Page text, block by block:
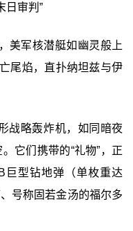
日审判”
美军核潜艇如幽灵般上
尾焰，直扑纳坦兹与伊
战略轰炸机，如同暗夜
它们携带的“礼物”，正
巨型钻地弹（单枚重达
号称固若金汤的福尔多